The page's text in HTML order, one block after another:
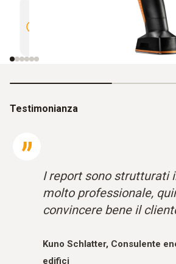
Alta qualità dell'immagine
dettagli termici in più grazie a
Testimonianza
I report sono strutturati
molto professionale,
convincere bene il
Kuno Schlatter, Consulente
edifici